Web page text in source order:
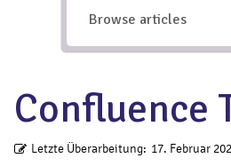
Confluence
Letzte Überarbeitung: 17. Februar